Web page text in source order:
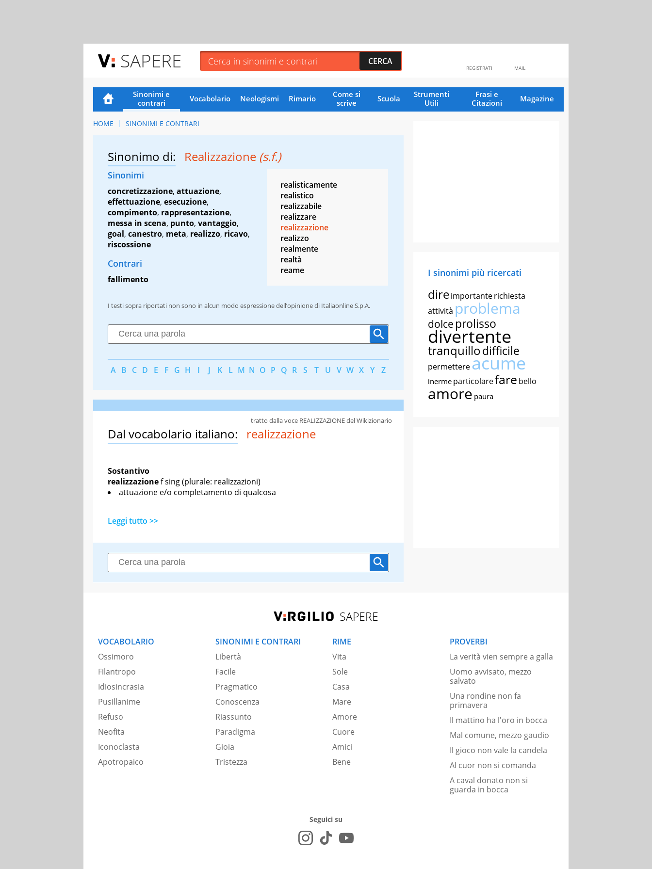
SAPERE MAIL
REGISTRATI
Sinonimi e
contrari
Vocabolario Neologismi Rimario
Come si
scrive
Scuola
Strumenti
Utili
Frasi e
Citazioni
Magazine
HOME SINONIMI E CONTRARI
Sinonimo di: Realizzazione (s.f.)
Sinonimi
concretizzazione, attuazione,
effettuazione, esecuzione,
compimento, rappresentazione,
messa in scena, punto, vantaggio,
goal, canestro, meta, realizzo, ricavo,
riscossione
Contrari
fallimento
realisticamente
realistico
realizzabile
realizzare
realizzazione
realizzo
realmente
realtà
reame
I testi sopra riportati non sono in alcun modo espressione dell’opinione di Italiaonline S.p.A.
A B C D E F G H I J K L M N O P Q R S T U V W X Y Z
Dal vocabolario italiano: realizzazione
Sostantivo
realizzazionef sing(plurale: realizzazioni)
attuazione e/o completamento di qualcosa
Leggi tutto >>
tratto dalla voce REALIZZAZIONE del Wikizionario
I sinonimi più ricercati
direimportanterichiesta
attività problema
dolce prolisso
divertente
tranquillodifficile
permettereacume
inerme particolarefare bello
amore paura
SAPERE
VOCABOLARIO
Ossimoro
Filantropo
Idiosincrasia
Pusillanime
Refuso
Neofita
Iconoclasta
Apotropaico
SINONIMI E CONTRARI
Libertà
Facile
Pragmatico
Conoscenza
Riassunto
Paradigma
Gioia
Tristezza
RIME
Vita
Sole
Casa
Mare
Amore
Cuore
Amici
Bene
PROVERBI
La verità vien sempre a galla
Uomo avvisato, mezzo
salvato
Una rondine non fa
primavera
Il mattino ha l'oro in bocca
Mal comune, mezzo gaudio
Il gioco non vale la candela
Al cuor non si comanda
A caval donato non si
guarda in bocca
Seguici su